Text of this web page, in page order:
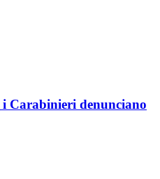
i Carabinieri denunciano